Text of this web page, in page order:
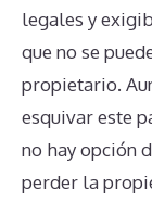
legales y
que no se
propietario.
esquivar este
no hay opción
perder la